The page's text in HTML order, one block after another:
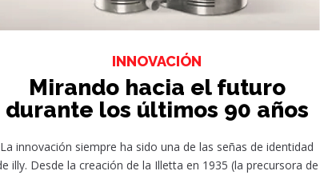
INNOVACIÓN
Mirando hacia el futuro
durante los últimos 90 años
La innovación siempre ha sido una de las señas de identidad
illy. Desde la creación de la Illetta en 1935 (la precursora de